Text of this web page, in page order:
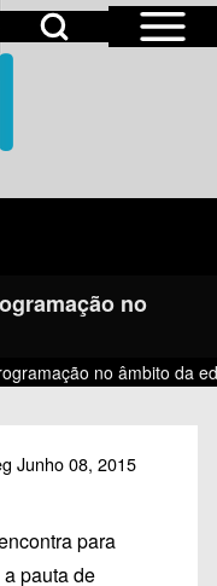
Open Sidebar
Search Block
menu
dialog
no
no âmbito da
Junho 08, 2015
para
pauta de